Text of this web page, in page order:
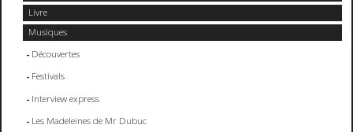
Livre
Musiques
Découvertes
Festivals
Interview express
Les Madeleines de Mr Dubuc